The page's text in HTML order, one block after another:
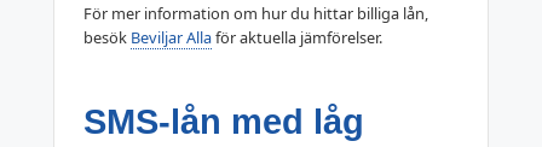
För mer information om hur du hittar billiga lån,
besök Beviljar Allaför aktuella jämförelser.
SMS-lån med låg